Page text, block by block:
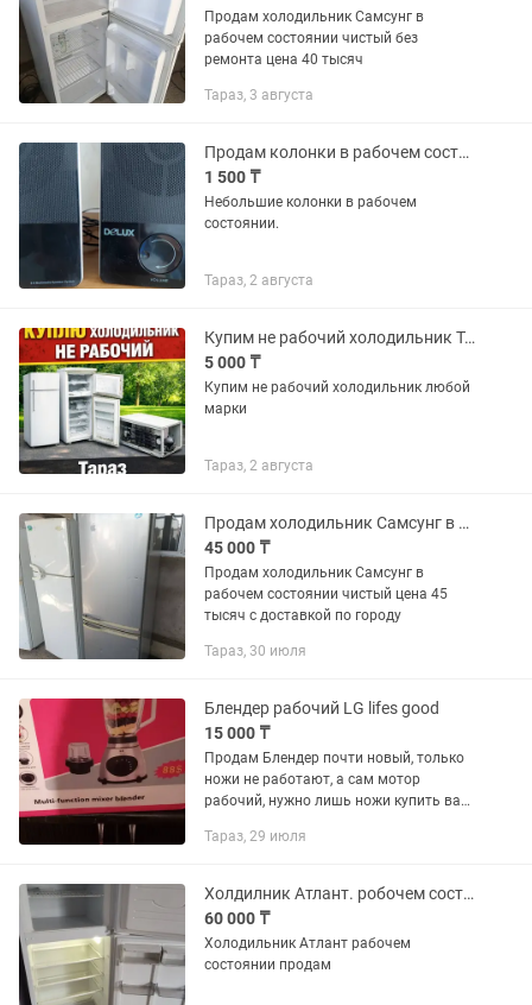
Продам холодильник Самсунг в
рабочем состоянии чистый без
ремонта цена 40 тысяч
Тараз, 3 августа
Продам колонки в рабочем состоянии
1 500 ₸
Небольшие колонки в рабочем
состоянии.
Тараз, 2 августа
Купим не рабочий холодильник Тараз
5 000 ₸
Купим не рабочий холодильник любой
марки
Тараз, 2 августа
Продам холодильник Самсунг в рабочем состоянии чистый
45 000 ₸
Продам холодильник Самсунг в
рабочем состоянии чистый цена 45
тысяч с доставкой по городу
Тараз, 30 июля
Блендер рабочий LG lifes good
15 000 ₸
Продам Блендер почти новый, только
ножи не работают, а сам мотор
рабочий, нужно лишь ножи купить вам
По глупым вопросам не беспокоить,
Тараз, 29 июля
Холдилник Атлант. робочем состянии
60 000 ₸
Холодильник Атлант рабочем
состоянии продам